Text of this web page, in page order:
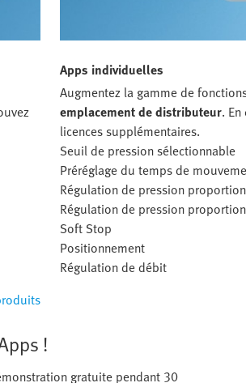
Apps individuelles
Augmentez la gamme de
emplacement de distributeur.
licences supplémentaires.
Seuil de pression sélectionnable
Préréglage du temps de
Régulation de pression
Régulation de pression
Soft Stop
Positionnement
Régulation de débit
!
gratuite pendant 30